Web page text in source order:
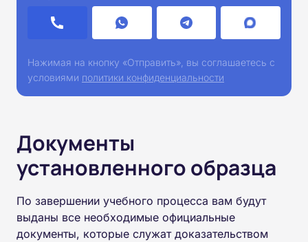
Нажимая на кнопку «Отправить», вы соглашаетесь с
условиями политики конфиденциальности
Документы
установленного образца
По завершении учебного процесса вам будут
выданы все необходимые официальные
документы, которые служат доказательством